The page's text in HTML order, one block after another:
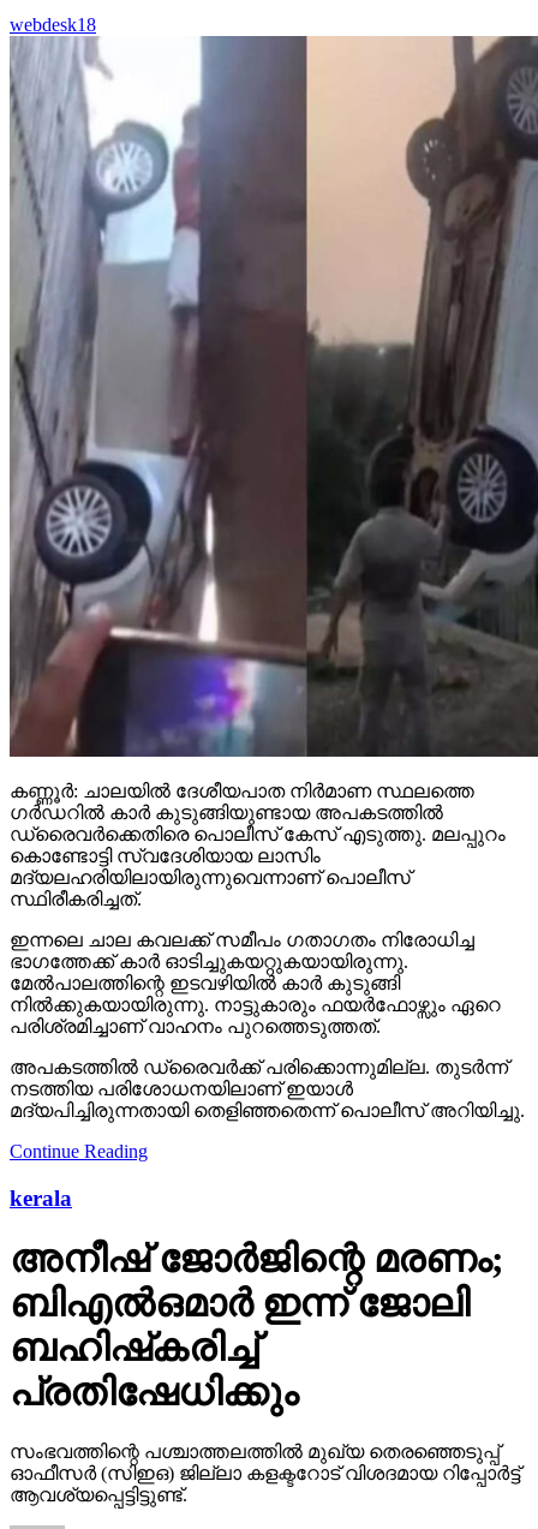
webdesk18
കണ്ണൂർ: ചാലയിൽ ദേശീയപാത നിർമാണ സ്ഥലത്തെ
ഗർഡറിൽ കാർ കുടുങ്ങിയുണ്ടായ അപകടത്തിൽ
ഡ്രൈവർക്കെതിരെ പൊലീസ് കേസ് എടുത്തു. മലപ്പുറം
കൊണ്ടോട്ടി സ്വദേശിയായ ലാസിം
മദ്യലഹരിയിലായിരുന്നുവെന്നാണ് പൊലീസ്
സ്ഥിരീകരിച്ചത്.
ഇന്നലെ ചാല കവലക്ക് സമീപം ഗതാഗതം നിരോധിച്ച
ഭാഗത്തേക്ക് കാർ ഓടിച്ചുകയറ്റുകയായിരുന്നു.
മേൽപാലത്തിന്റെ ഇടവഴിയിൽ കാർ കുടുങ്ങി
നിൽക്കുകയായിരുന്നു. നാട്ടുകാരും ഫയർഫോഴ്സും ഏറെ
പരിശ്രമിച്ചാണ് വാഹനം പുറത്തെടുത്തത്.
അപകടത്തിൽ ഡ്രൈവർക്ക് പരിക്കൊന്നുമില്ല. തുടർന്ന്
നടത്തിയ പരിശോധനയിലാണ് ഇയാൾ
മദ്യപിച്ചിരുന്നതായി തെളിഞ്ഞതെന്ന് പൊലീസ് അറിയിച്ചു.
Continue Reading
kerala
അനീഷ് ജോര്‍ജിന്റെ മരണം;
ബിഎല്‍ഒമാര്‍ ഇന്ന് ജോലി
ബഹിഷ്‌കരിച്ച്
പ്രതിഷേധിക്കും
സംഭവത്തിന്റെ പശ്ചാത്തലത്തില്‍ മുഖ്യ തെരഞ്ഞെടുപ്പ്
ഓഫീസര്‍ (സിഇഒ) ജില്ലാ കളക്ടറോട് വിശദമായ റിപ്പോര്‍ട്ട്
ആവശ്യപ്പെട്ടിട്ടുണ്ട്.